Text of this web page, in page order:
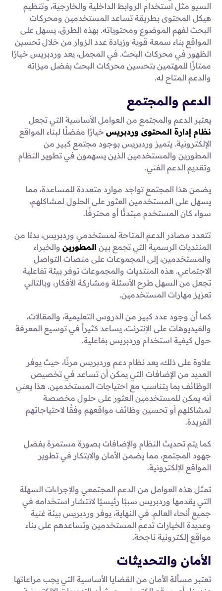
السيو مثل استخدام الروابط الداخلية والخارجية، وتنظيم
هيكل المحتوى بطريقة تساعد المستخدمين ومحركات
البحث لفهم الموضوع ومحتوياته. بهذه الطرق، يسهل على
المواقع بناء سمعة قوية وزيادة عدد الزوار من خلال تحسين
الظهور في محركات البحث. في المجمل، يعد وردبريس خيارًا
ممتازًا للمهتمين بتحسين محركات البحث بفضل ميزاته
والدعم المتاح له.
الدعم والمجتمع
يعتبر الدعم والمجتمع من العوامل الأساسية التي تجعل
نظام إدارة المحتوى وردبريس خيارًا مفضلًا لبناء المواقع
الإلكترونية. يتميز وردبريس بوجود مجتمع كبير من
المطورين والمستخدمين الذين يسهمون في تطوير النظام
وتقديم الدعم الفني.
يضمن هذا المجتمع تواجد موارد متعددة للمساعدة، مما
يسهل على المستخدمين العثور على الحلول لمشاكلهم،
سواء كان المستخدم مبتدئًا أو محترفًا.
تتعدد مصادر الدعم المتاحة لمستخدمي وردبريس، بدءًا من
المنتديات الرسمية التي تجمع بين المطورين والخبراء
والمستخدمين، إلى المجموعات على منصات التواصل
الاجتماعي. هذه المنتديات والمجموعات توفر بيئة تفاعلية
تجعل من السهل طرح الأسئلة ومشاركة الأفكار، وبالتالي
تعزيز مهارات المستخدمين.
كما أن وجود عدد كبير من الدروس التعليمية، والمقالات،
والفيديوهات على الإنترنت، يساعد كثيراً في توسيع المعرفة
حول كيفية استخدام وردبريس بفاعلية.
علاوة على ذلك، يعد نظام دعم وردبريس مرنًا، حيث يوفر
العديد من الإضافات التي يمكن أن تساعد في تخصيص
الوظائف بما يتناسب مع احتياجات المستخدمين. هذا يعني
أنه يمكن للمستخدمين العثور على حلول مخصصة
لمشاكلهم أو تحسين وظائف مواقعهم وفقًا لاحتياجاتهم
الفريدة.
كما يتم تحديث النظام والإضافات بصورة مستمرة بفضل
جهود المجتمع، مما يضمن الأمان والابتكار في تطوير
المواقع الإلكترونية.
تمثل هذه العوامل من الدعم المجتمعي والإجراءات السهلة
التي يقدمها وردبريس سببًا رئيسيًا لانتشار استخدامه في
جميع أنحاء العالم. في النهاية، يوفر وردبريس بيئة غنية
وعديدة الخيارات تدعم المستخدمين وتساعدهم على بناء
مواقع إلكترونية ناجحة.
الأمان والتحديثات
تعتبر مسألة الأمان من القضايا الأساسية التي يجب مراعاتها